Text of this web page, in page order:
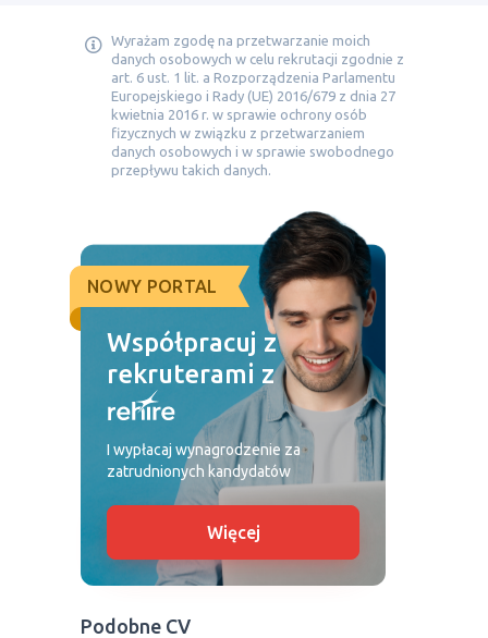
Wyrażam zgodę na przetwarzanie moich
danych osobowych w celu rekrutacji zgodnie z
art. 6 ust. 1 lit. a Rozporządzenia Parlamentu
Europejskiego i Rady (UE) 2016/679 z dnia 27
kwietnia 2016 r. w sprawie ochrony osób
fizycznych w związku z przetwarzaniem
danych osobowych i w sprawie swobodnego
przepływu takich danych.
NOWY PORTAL
Współpracuj z
rekruterami z
I wypłacaj wynagrodzenie za
zatrudnionych kandydatów
Więcej
Podobne CV